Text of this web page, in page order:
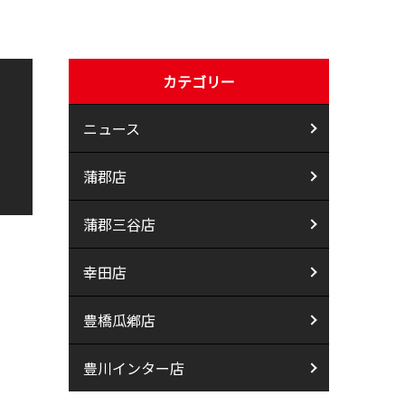
カテゴリー
ニュース
蒲郡店
蒲郡三谷店
幸田店
豊橋瓜鄕店
豊川インター店